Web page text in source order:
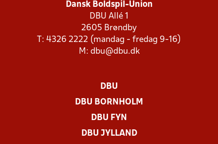
Dansk Boldspil-Union
DBU Allé 1
2605 Brøndby
T: 4326 2222 (mandag - fredag 9-16)
M: dbu@dbu.dk
DBU
DBU BORNHOLM
DBU FYN
DBU JYLLAND